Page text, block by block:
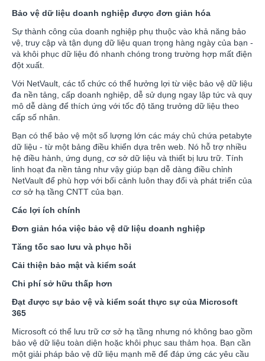
Bảo vệ dữ liệu doanh nghiệp được đơn giản hóa
Sự thành công của doanh nghiệp phụ thuộc vào khả năng bảo
vệ, truy cập và tận dụng dữ liệu quan trọng hàng ngày của bạn -
và khôi phục dữ liệu đó nhanh chóng trong trường hợp mất điện
đột xuất.
Với NetVault, các tổ chức có thể hưởng lợi từ việc bảo vệ dữ liệu
đa nền tảng, cấp doanh nghiệp, dễ sử dụng ngay lập tức và quy
mô dễ dàng để thích ứng với tốc độ tăng trưởng dữ liệu theo
cấp số nhân.
Bạn có thể bảo vệ một số lượng lớn các máy chủ chứa petabyte
dữ liệu - từ một bảng điều khiển dựa trên web. Nó hỗ trợ nhiều
hệ điều hành, ứng dụng, cơ sở dữ liệu và thiết bị lưu trữ. Tính
linh hoạt đa nền tảng như vậy giúp bạn dễ dàng điều chỉnh
NetVault để phù hợp với bối cảnh luôn thay đổi và phát triển của
cơ sở hạ tầng CNTT của bạn.
Các lợi ích chính
Đơn giản hóa việc bảo vệ dữ liệu doanh nghiệp
Tăng tốc sao lưu và phục hồi
Cải thiện bảo mật và kiểm soát
Chi phí sở hữu thấp hơn
Đạt được sự bảo vệ và kiểm soát thực sự của Microsoft
365
Microsoft có thể lưu trữ cơ sở hạ tầng nhưng nó không bao gồm
bảo vệ dữ liệu toàn diện hoặc khôi phục sau thảm họa. Bạn cần
một giải pháp bảo vệ dữ liệu mạnh mẽ để đáp ứng các yêu cầu